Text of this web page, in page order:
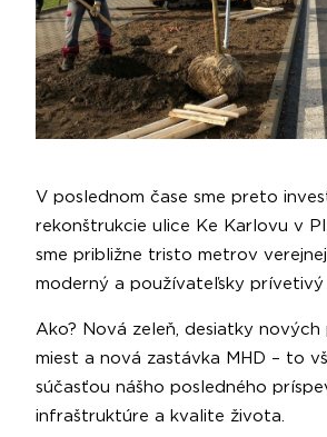
V poslednom čase sme preto
rekonštrukcie ulice Ke Karlovu v
sme približne tristo metrov
moderný a používateľsky prívetivý
Ako? Nová zeleň, desiatky nových
miest a nová zastávka MHD – to
súčasťou nášho posledného
infraštruktúre a kvalite života.